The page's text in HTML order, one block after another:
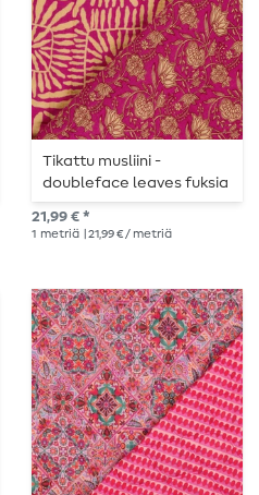
Tikattu musliini -
doubleface leaves fuksia
pehmustettu
21,99 € *
1 metriä | 21,99 € / metriä